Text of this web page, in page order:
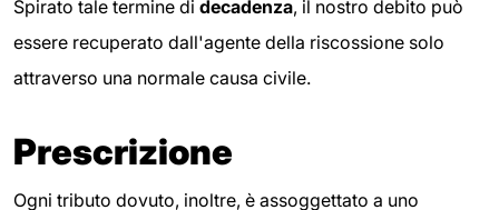
Spirato tale termine di decadenza, il nostro debito può
essere recuperato dall'agente della riscossione solo
attraverso una normale causa civile.
Prescrizione
Ogni tributo dovuto, inoltre, è assoggettato a uno